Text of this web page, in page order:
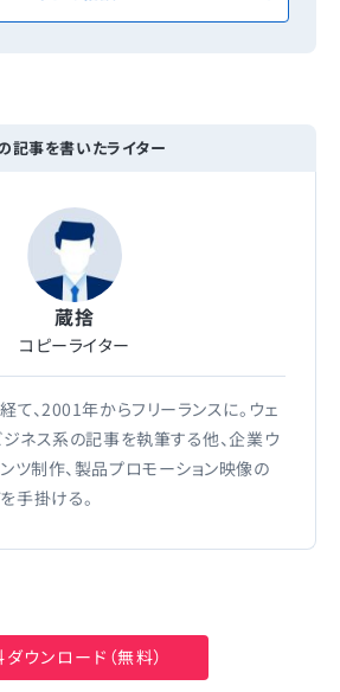
記事を書いたライター
蔵捨
コピーライター
、2001年からフリーランスに。ウェ
ジネス系の記事を執筆する他、企業ウ
ツ制作、製品プロモーション映像の
手掛ける。
わせて読む
ウンロード（無料）